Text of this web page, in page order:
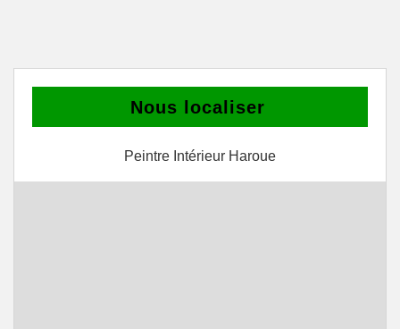
Nous localiser
Peintre Intérieur Haroue